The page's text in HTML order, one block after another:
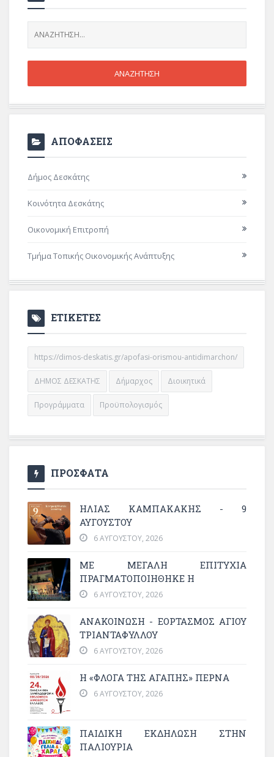
ΑΠΟΦΑΣΕΙΣ
Δήμος Δεσκάτης
Κοινότητα Δεσκάτης
Οικονομική Επιτροπή
Τμήμα Τοπικής Οικονομικής Ανάπτυξης
ΕΤΙΚΕΤΕΣ
https://dimos-deskatis.gr/apofasi-orismou-antidimarchon/
ΔΗΜΟΣ ΔΕΣΚΑΤΗΣ Δήμαρχος Διοικητικά
Προγράμματα Προϋπολογισμός
ΠΡΟΣΦΑΤΑ
ΗΛΙΑΣ ΚΑΜΠΑΚΑΚΗΣ - 9
ΑΥΓΟΥΣΤΟΥ
6 ΑΥΓΟΎΣΤΟΥ, 2026
ΜΕ ΜΕΓΆΛΗ ΕΠΙΤΥΧΊΑ
ΠΡΑΓΜΑΤΟΠΟΙΉΘΗΚΕ Η
6 ΑΥΓΟΎΣΤΟΥ, 2026
ΑΝΑΚΟΙΝΩΣΗ - ΕΟΡΤΑΣΜΟΣ ΑΓΙΟΥ
ΤΡΙΑΝΤΑΦΥΛΛΟΥ
6 ΑΥΓΟΎΣΤΟΥ, 2026
Η «ΦΛΌΓΑ ΤΗΣ ΑΓΆΠΗΣ» ΠΕΡΝΆ
6 ΑΥΓΟΎΣΤΟΥ, 2026
ΠΑΙΔΙΚΗ ΕΚΔΗΛΩΣΗ ΣΤΗΝ
ΠΑΛΙΟΥΡΙΑ